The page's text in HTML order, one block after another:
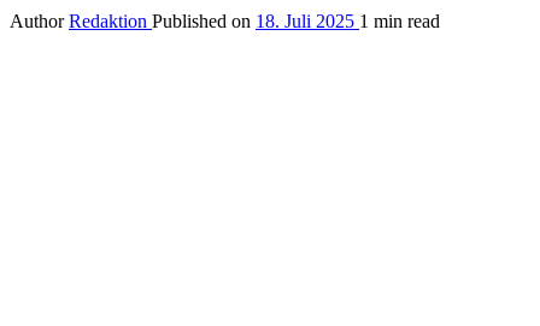
Author Redaktion Published on 18. Juli 2025 1 min read